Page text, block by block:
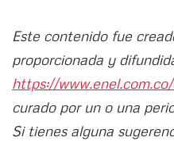
Este contenido fue
proporcionada y
https://
curado por un o una
Si tienes alguna